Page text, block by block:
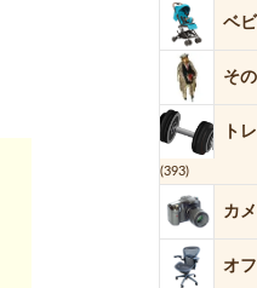
ベ
そ
ト
(393)
カ
オ